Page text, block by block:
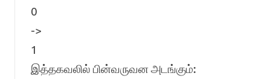
0
->
1
இத்தகவலில் பின்வருவன அடங்கும்: